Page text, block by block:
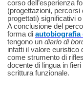
corso dell’esperienza
(progettazioni,
progettati) significativi
A conclusione del
forma di autobiografia
tengono un diario di
infatti il valore euristico
come strumento di
docente di lingua in
scrittura funzionale.